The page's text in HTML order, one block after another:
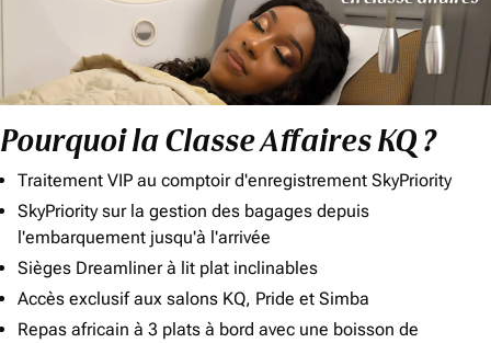
Pourquoi la Classe Affaires KQ ?
Traitement VIP au comptoir d'enregistrement SkyPriority
SkyPriority sur la gestion des bagages depuis
l'embarquement jusqu'à l'arrivée
Sièges Dreamliner à lit plat inclinables
Accès exclusif aux salons KQ, Pride et Simba
Repas africain à 3 plats à bord avec une boisson de